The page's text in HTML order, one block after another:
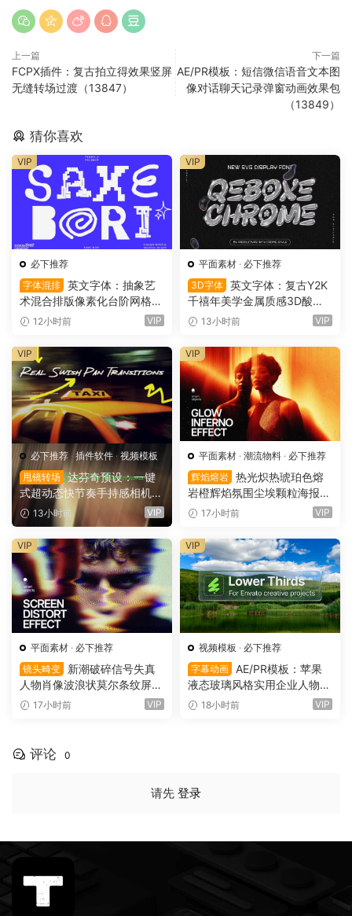
上一篇
FCPX插件：复古拍立得效果竖屏
无缝转场过渡（13847）
下一篇
AE/PR模板：短信微信语音文本图
像对话聊天记录弹窗动画效果包
（13849）
猜你喜欢
必下推荐
字体混排 英文字体：抽象艺
术混合排版像素化台阶网格状
手绘螺旋有机曲线版面设计封
ace（16160）
12小时前 VIP
VIP
平面素材 · 必下推荐
3D字体 英文字体：复古Y2K
千禧年美学金属质感3D酸性
镀铬文字LOGO标题封面海报
e – 3D Style SVG Font（161
59）
13小时前 VIP
VIP
必下推荐· 插件软件 ·视频模板
甩镜转场 达芬奇预设：一键
式超动态快节奏手持感相机摇
晃运动甩镜头无缝转场过渡
支持横竖屏（16158）
13小时前 VIP
VIP
平面素材 · 潮流物料 · 必下推荐
辉焰熔岩 热光炽热琥珀色熔
岩橙辉焰氛围尘埃颗粒海报封
面设计PSD特效样机 Glow Inf
17小时前 VIP
VIP
平面素材 · 必下推荐
镜头畸变
新潮破碎信号失真
人物肖像波浪状莫尔条纹屏幕
畸变专辑封面音乐海报传单P
17小时前 VIP
VIP
视频模板 · 必下推荐
字幕动画
AE/PR模板：苹果
液态玻璃风格实用企业人物宣
传下横栏字幕条文字标题动画
18小时前 VIP
VIP
评论 0
请先 登录